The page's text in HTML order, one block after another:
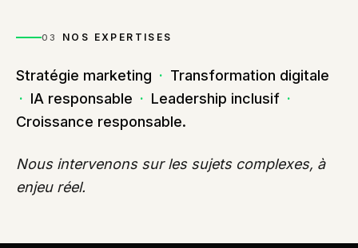
03 NOS EXPERTISES
Stratégie marketing · Transformation digitale
· IA responsable · Leadership inclusif ·
Croissance responsable.
Nous intervenons sur les sujets complexes, à
enjeu réel.